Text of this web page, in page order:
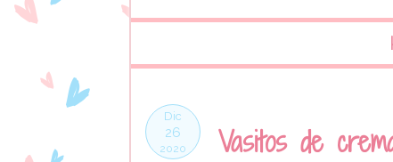
Dic
26
2020 Vasitos de